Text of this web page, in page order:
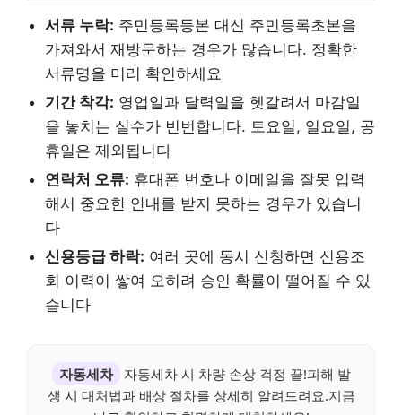
서류 누락: 주민등록등본 대신 주민등록초본을
가져와서 재방문하는 경우가 많습니다. 정확한
서류명을 미리 확인하세요
기간 착각: 영업일과 달력일을 헷갈려서 마감일
을 놓치는 실수가 빈번합니다. 토요일, 일요일, 공
휴일은 제외됩니다
연락처 오류: 휴대폰 번호나 이메일을 잘못 입력
해서 중요한 안내를 받지 못하는 경우가 있습니
다
신용등급 하락: 여러 곳에 동시 신청하면 신용조
회 이력이 쌓여 오히려 승인 확률이 떨어질 수 있
습니다
자동세차
자동세차 시 차량 손상 걱정 끝!피해 발
생 시 대처법과 배상 절차를 상세히 알려드려요.지금